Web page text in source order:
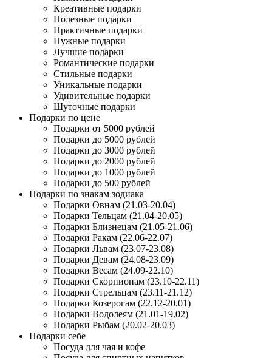
Креативные подарки
Полезные подарки
Практичные подарки
Нужные подарки
Лучшие подарки
Романтические подарки
Стильные подарки
Уникальные подарки
Удивительные подарки
Шуточные подарки
Подарки по цене
Подарки от 5000 рублей
Подарки до 5000 рублей
Подарки до 3000 рублей
Подарки до 2000 рублей
Подарки до 1000 рублей
Подарки до 500 рублей
Подарки по знакам зодиака
Подарки Овнам (21.03-20.04)
Подарки Тельцам (21.04-20.05)
Подарки Близнецам (21.05-21.06)
Подарки Ракам (22.06-22.07)
Подарки Львам (23.07-23.08)
Подарки Девам (24.08-23.09)
Подарки Весам (24.09-22.10)
Подарки Скорпионам (23.10-22.11)
Подарки Стрельцам (23.11-21.12)
Подарки Козерогам (22.12-20.01)
Подарки Водолеям (21.01-19.02)
Подарки Рыбам (20.02-20.03)
Подарки себе
Посуда для чая и кофе